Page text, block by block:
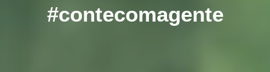
#contecomagente